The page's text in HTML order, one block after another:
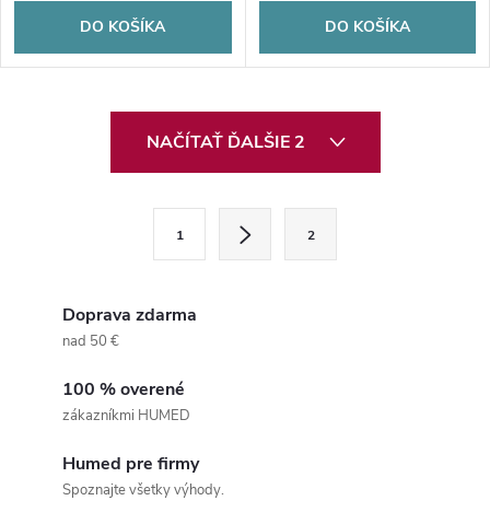
DO KOŠÍKA DO KOŠÍKA
NAČÍTAŤ ĎALŠIE 2
1 2
Doprava zdarma
nad 50 €
100 % overené
zákazníkmi HUMED
Humed pre firmy
Spoznajte všetky výhody.